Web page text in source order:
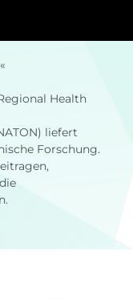
Health
liefert
Forschung.